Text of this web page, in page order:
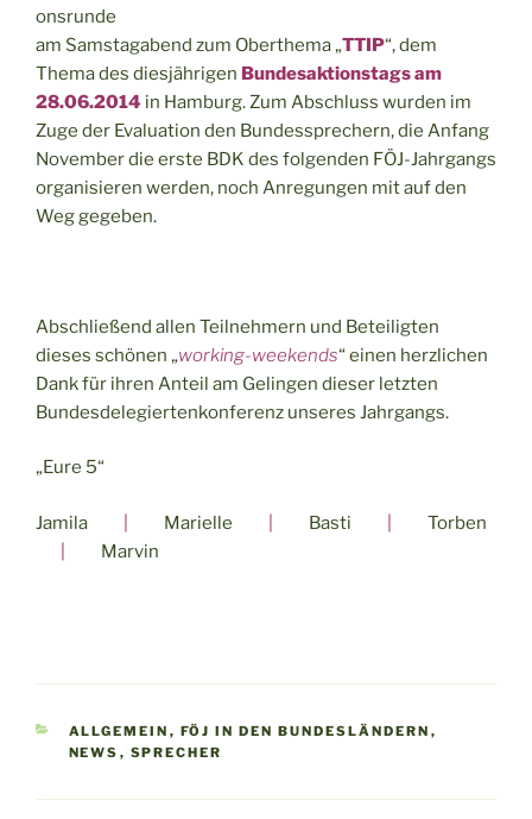
onsrunde
am Samstagabend zum Oberthema „TTIP“, dem
Thema des diesjährigen Bundesaktionstags am
28.06.2014 in Hamburg. Zum Abschluss wurden im
Zuge der Evaluation den Bundessprechern, die Anfang
November die erste BDK des folgenden FÖJ-Jahrgangs
organisieren werden, noch Anregungen mit auf den
Weg gegeben.
Abschließend allen Teilnehmern und Beteiligten
dieses schönen „working-weekends“ einen herzlichen
Dank für ihren Anteil am Gelingen dieser letzten
Bundesdelegiertenkonferenz unseres Jahrgangs.
„Eure 5“
Jamila Marielle Basti
Torben
Marvin
KATEGORIEN
ALLGEMEIN , FÖJ IN DEN BUNDESLÄNDERN ,
NEWS , SPRECHER